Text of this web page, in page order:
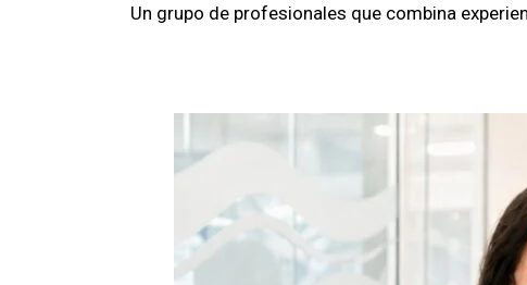
Un grupo de profesionales que combina